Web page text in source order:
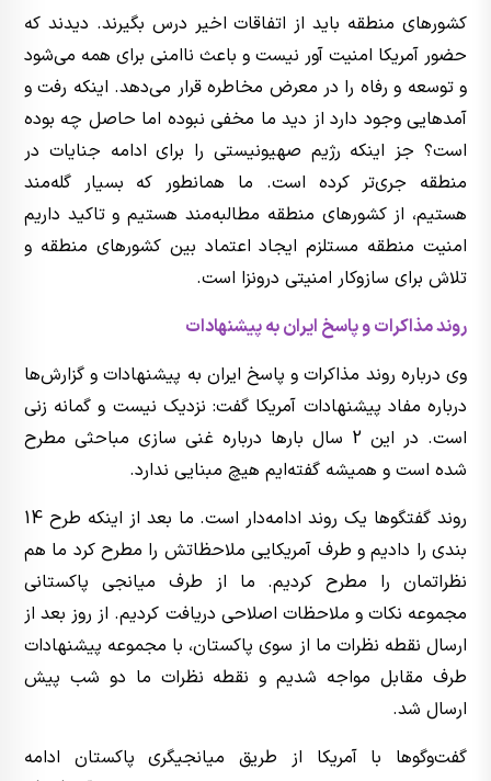
کشورهای منطقه باید از اتفاقات اخیر درس بگیرند. دیدند که
حضور آمریکا امنیت آور نیست و باعث ناامنی برای همه می‌شود
و توسعه و رفاه را در معرض مخاطره قرار می‌دهد. اینکه رفت و
آمدهایی وجود دارد از دید ما مخفی نبوده اما حاصل چه بوده
است؟ جز اینکه رژیم صهیونیستی را برای ادامه جنایات در
منطقه جری‌تر کرده است. ما همانطور که بسیار گله‌مند
هستیم، از کشورهای منطقه مطالبه‌مند هستیم و تاکید داریم
امنیت منطقه مستلزم ایجاد اعتماد بین کشورهای منطقه و
تلاش برای سازوکار امنیتی درونزا است.
روند مذاکرات و پاسخ ایران به پیشنهادات
وی درباره روند مذاکرات و پاسخ ایران به پیشنهادات و گزارش‌ها
درباره مفاد پیشنهادات آمریکا گفت: نزدیک نیست و گمانه زنی
است. در این 2 سال بارها درباره غنی سازی مباحثی مطرح
شده است و همیشه گفته‌ایم هیچ مبنایی ندارد.
روند گفتگوها یک روند ادامه‌دار است. ما بعد از اینکه طرح 14
بندی را دادیم و طرف آمریکایی ملاحظاتش را مطرح کرد ما هم
نظراتمان را مطرح کردیم. ما از طرف میانجی پاکستانی
مجموعه نکات و ملاحظات اصلاحی دریافت کردیم. از روز بعد از
ارسال نقطه نظرات ما از سوی پاکستان، با مجموعه پیشنهادات
طرف مقابل مواجه شدیم و نقطه نظرات ما دو شب پیش
ارسال شد.
گفت‌وگوها با آمریکا از طریق میانجیگری پاکستان ادامه